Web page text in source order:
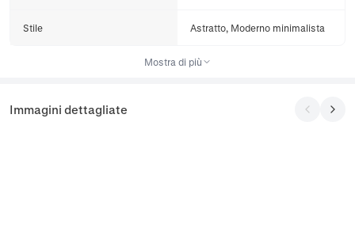
Stile Astratto, Moderno minimalista
Mostra di più
Immagini dettagliate